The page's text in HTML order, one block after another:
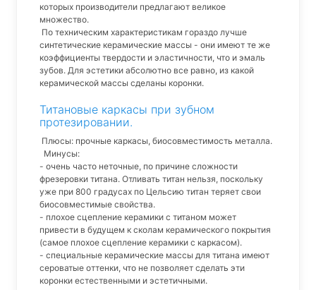
которых производители предлагают великое
множество.
По техническим характеристикам гораздо лучше
синтетические керамические массы - они имеют те же
коэффициенты твердости и эластичности, что и эмаль
зубов. Для эстетики абсолютно все равно, из какой
керамической массы сделаны коронки.
Титановые каркасы при зубном
протезировании.
Плюсы: прочные каркасы, биосовместимость металла.
Минусы:
- очень часто неточные, по причине сложности
фрезеровки титана. Отливать титан нельзя, поскольку
уже при 800 градусах по Цельсию титан теряет свои
биосовместимые свойства.
- плохое сцепление керамики с титаном может
привести в будущем к сколам керамического покрытия
(самое плохое сцепление керамики с каркасом).
- специальные керамические массы для титана имеют
сероватые оттенки, что не позволяет сделать эти
коронки естественными и эстетичными.